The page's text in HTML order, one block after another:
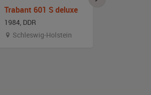
Trabant 601 S deluxe
1984, DDR
Schleswig-Holstein